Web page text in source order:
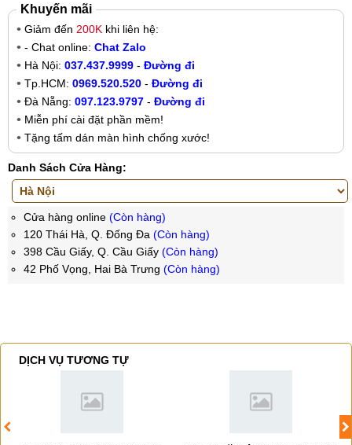
Khuyến mãi
Giảm đến 200K khi liên hệ:
- Chat online: Chat Zalo
Hà Nội: 037.437.9999 - Đường đi
Tp.HCM: 0969.520.520 - Đường đi
Đà Nẵng: 097.123.9797 - Đường đi
Miễn phí cài đặt phần mềm!
Tặng tấm dán màn hình chống xước!
Danh Sách Cửa Hàng:
Cửa hàng online (Còn hàng)
120 Thái Hà, Q. Đống Đa (Còn hàng)
398 Cầu Giấy, Q. Cầu Giấy (Còn hàng)
42 Phố Vọng, Hai Bà Trưng (Còn hàng)
DỊCH VỤ TƯƠNG TỰ